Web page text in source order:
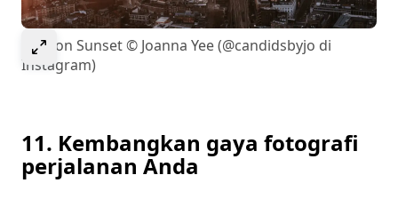
Select to expand image
London Sunset © Joanna Yee (@candidsbyjo di
Instagram)
11. Kembangkan gaya fotografi
perjalanan Anda